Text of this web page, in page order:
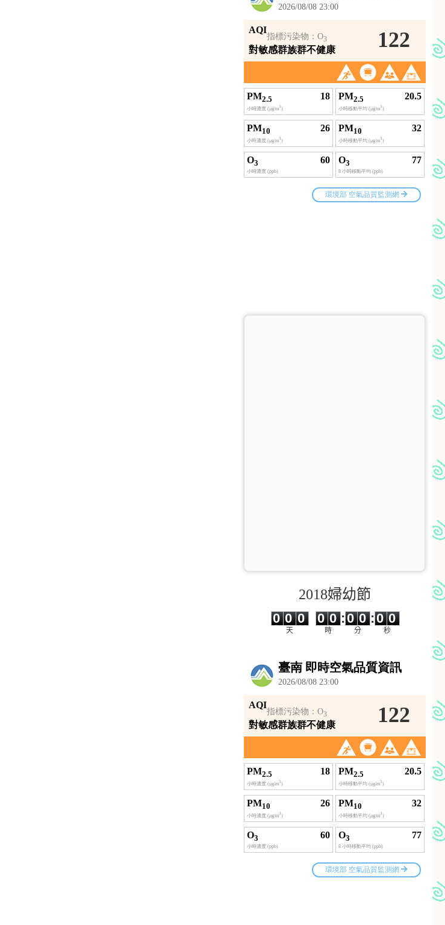
2018婦幼節
0 0
0
0
天
0
0
0
0
時
:
0
0
0
0
分
:0 0
秒